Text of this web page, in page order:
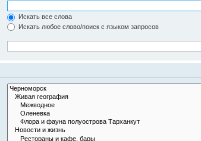
Искать все слова
Искать любое слово/поиск с языком запросов